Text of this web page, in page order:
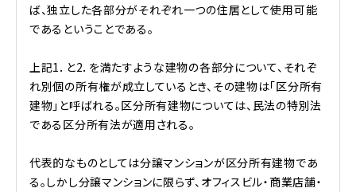
ば、独立した各部分がそれぞれ一つの住居として使用可能
であるということである。
上記1．と2．を満たすような建物の各部分について、それぞ
れ別個の所有権が成立しているとき、その建物は「区分所有
建物」と呼ばれる。区分所有建物については、民法の特別法
である区分所有法が適用される。
代表的なものとしては分譲マンションが区分所有建物であ
る。しかし分譲マンションに限らず、オフィスビル・商業店舗・